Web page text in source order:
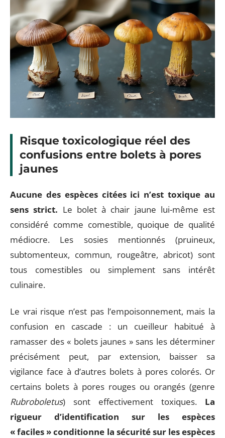
Risque toxicologique réel des
confusions entre bolets à pores
jaunes
Aucune des espèces citées ici n’est toxique au
sens strict. Le bolet à chair jaune lui-même est
considéré comme comestible, quoique de qualité
médiocre. Les sosies mentionnés (pruineux,
subtomenteux, commun, rougeâtre, abricot) sont
tous comestibles ou simplement sans intérêt
culinaire.
Le vrai risque n’est pas l’empoisonnement, mais la
confusion en cascade : un cueilleur habitué à
ramasser des « bolets jaunes » sans les déterminer
précisément peut, par extension, baisser sa
vigilance face à d’autres bolets à pores colorés. Or
certains bolets à pores rouges ou orangés (genre
Rubroboletus) sont effectivement toxiques. La
rigueur d’identification sur les espèces
« faciles » conditionne la sécurité sur les espèces